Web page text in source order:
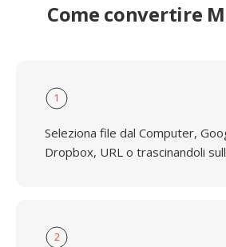
Come convertire
1
Seleziona file dal Computer,
Dropbox, URL o trascinandoli
2